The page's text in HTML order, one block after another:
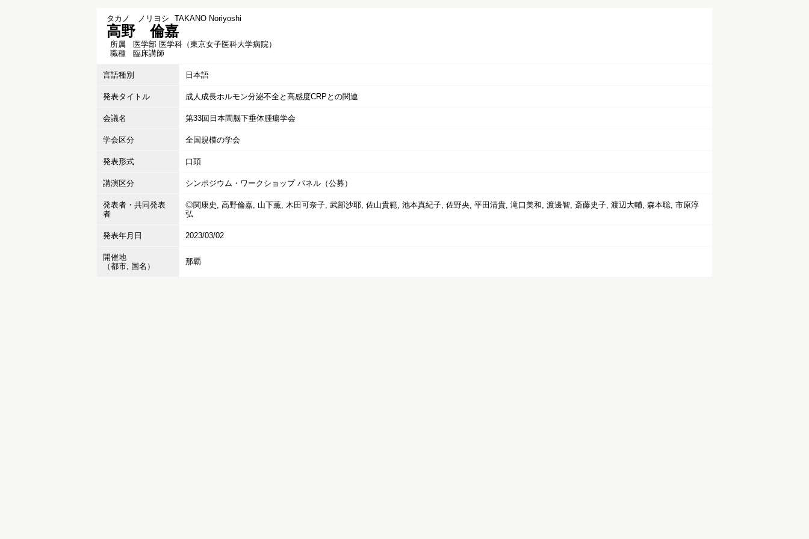
タカノ ノリヨシ TAKANO Noriyoshi
高野 倫嘉
所属
医学部 医学科（東京女子医科大学病院）
職種
臨床講師
言語種別 日本語
発表タイトル 成人成長ホルモン分泌不全と高感度CRPとの関連
会議名 第33回日本間脳下垂体腫瘍学会
学会区分 全国規模の学会
発表形式 口頭
講演区分 シンポジウム・ワークショップ パネル（公募）
発表者・共同発表
者
◎関康史, 高野倫嘉, 山下薫, 木田可奈子, 武部沙耶, 佐山貴範, 池本真紀子, 佐野央, 平田清貴, 滝口美和, 渡邊智, 斎藤史子, 渡辺大輔, 森本聡, 市原淳
弘
発表年月日 2023/03/02
開催地
（都市, 国名）
那覇